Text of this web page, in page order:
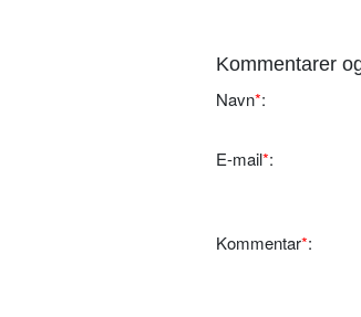
Kommentarer
Navn*:
E-mail*:
Kommentar*: